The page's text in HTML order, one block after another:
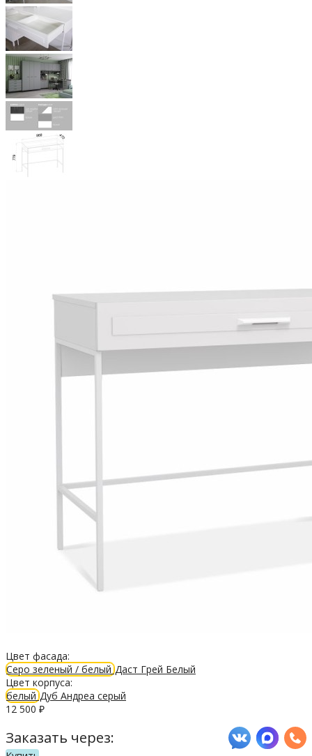
Цвет фасада:
Серо зеленый / белыйДаст Грей Белый
Цвет корпуса:
белыйДуб Андреа серый
12 500 ₽
Заказать через: